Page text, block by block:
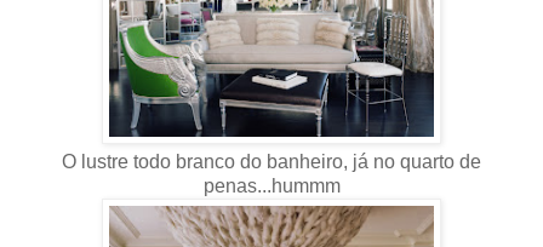
O lustre todo branco do banheiro, já no quarto de
penas...hummm